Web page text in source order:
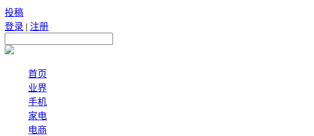
投稿
登录 | 注册
首页
业界
手机
家电
电商